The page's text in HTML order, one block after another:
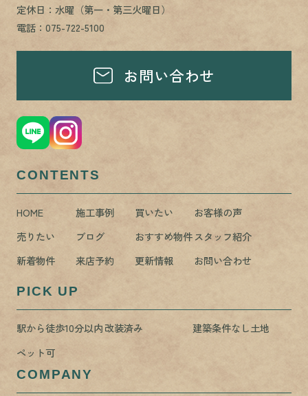
定休日：水曜（第一・第三火曜日）
電話：075-722-5100
お問い合わせ
CONTENTS
HOME 施工事例 買いたい
お客様の声
売りたい
ブログ おすすめ物件スタッフ紹介
新着物件
来店予約 更新情報 お問い合わせ
PICK UP
駅から徒歩10分以内改装済み
建築条件なし土地
ペット可
COMPANY